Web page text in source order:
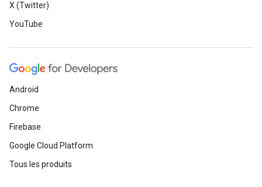
X (Twitter)
YouTube
Android
Chrome
Firebase
Google Cloud Platform
Tous les produits